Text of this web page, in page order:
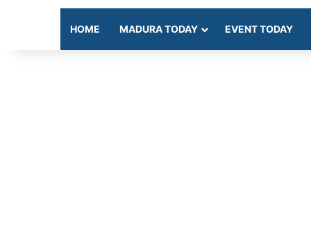
HOME MADURA TODAY EVENT TODAY